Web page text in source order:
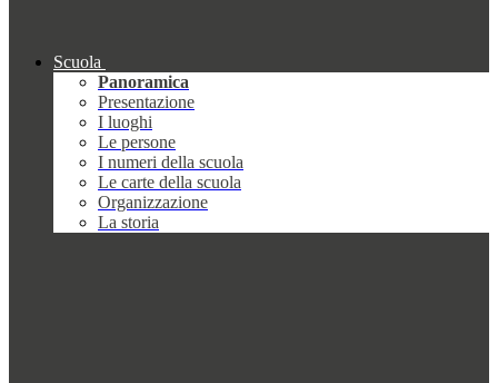
Scuola
Panoramica
Presentazione
I luoghi
Le persone
I numeri della scuola
Le carte della scuola
Organizzazione
La storia